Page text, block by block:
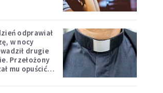
odprawiał
w nocy
drugie
Przełożony
mu opuścić